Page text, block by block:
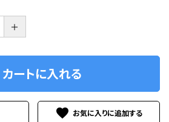
＋
カートに入れる
favorite